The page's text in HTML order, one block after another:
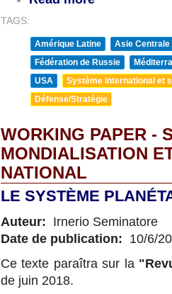
TAGS:
Amérique Latine
Asie Centrale
Fédération de Russie
USA
Système international et
Défense/Stratégie
WORKING PAPER -
MONDIALISATION
NATIONAL
LE SYSTÈME
Auteur: Irnerio Seminatore
Date de publication: 10/6/
Ce texte paraîtra sur la
de juin 2018.